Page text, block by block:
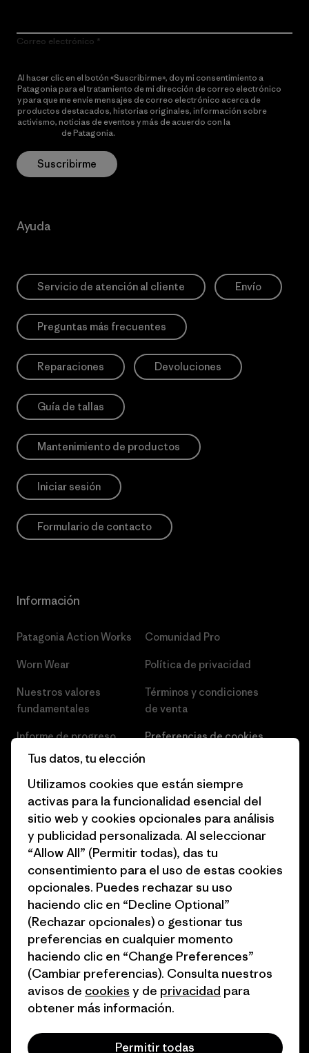
Correo electrónico
Al hacer clic en el botón «Suscribirme», doy mi consentimiento a
Patagonia para el tratamiento de mi dirección de correo electrónico
y para que me envíe mensajes de correo electrónico acerca de
productos destacados, historias originales, información sobre
activismo, noticias de eventos y más de acuerdo con la
de Patagonia.
Suscribirme
Ayuda
Servicio de atención al cliente Envío
Preguntas más frecuentes
Reparaciones Devoluciones
Guía de tallas
Mantenimiento de productos
Iniciar sesión
Formulario de contacto
Información
Patagonia Action Works
Worn Wear
Nuestros valores
fundamentales
Informe de progreso
Business Unusual
Objetivos climáticos
1% for the Planet
Cómo financiamos
Tarjetas regalo
Encuentra una tienda
Comunidad Pro
Política de privacidad
Términos y condiciones
de venta
Preferencias de cookies
Empleo
Prensa
Programa para profesionales
del sector
Programa de afiliados
Mapa del sitio Patagonia
España
© 2026 Patagonia, Inc. Todos los derechos reservados.
Tus datos, tu elección
Utilizamos cookies que están siempre
activas para la funcionalidad esencial del
sitio web y cookies opcionales para análisis
y publicidad personalizada. Al seleccionar
“Allow All” (Permitir todas), das tu
consentimiento para el uso de estas cookies
opcionales. Puedes rechazar su uso
haciendo clic en “Decline Optional”
(Rechazar opcionales) o gestionar tus
preferencias en cualquier momento
haciendo clic en “Change Preferences”
(Cambiar preferencias). Consulta nuestros
avisos de cookies y de privacidad para
obtener más información.
Permitir todas